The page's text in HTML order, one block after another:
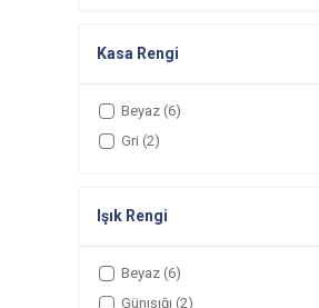
Kasa Rengi
Beyaz (6)
Gri (2)
Işık Rengi
Beyaz (6)
Günışığı (2)